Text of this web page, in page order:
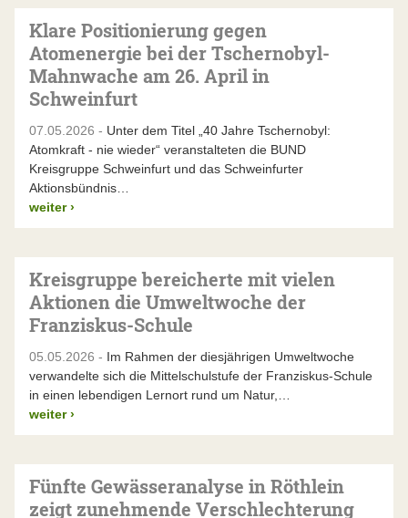
Klare Positionierung gegen
Atomenergie bei der Tschernobyl-
Mahnwache am 26. April in
Schweinfurt
07.05.2026 - Unter dem Titel „40 Jahre Tschernobyl:
Atomkraft - nie wieder“ veranstalteten die BUND
Kreisgruppe Schweinfurt und das Schweinfurter
Aktionsbündnis…
weiter ›
Kreisgruppe bereicherte mit vielen
Aktionen die Umweltwoche der
Franziskus-Schule
05.05.2026 - Im Rahmen der diesjährigen Umweltwoche
verwandelte sich die Mittelschulstufe der Franziskus-Schule
in einen lebendigen Lernort rund um Natur,…
weiter ›
Fünfte Gewässeranalyse in Röthlein
zeigt zunehmende Verschlechterung